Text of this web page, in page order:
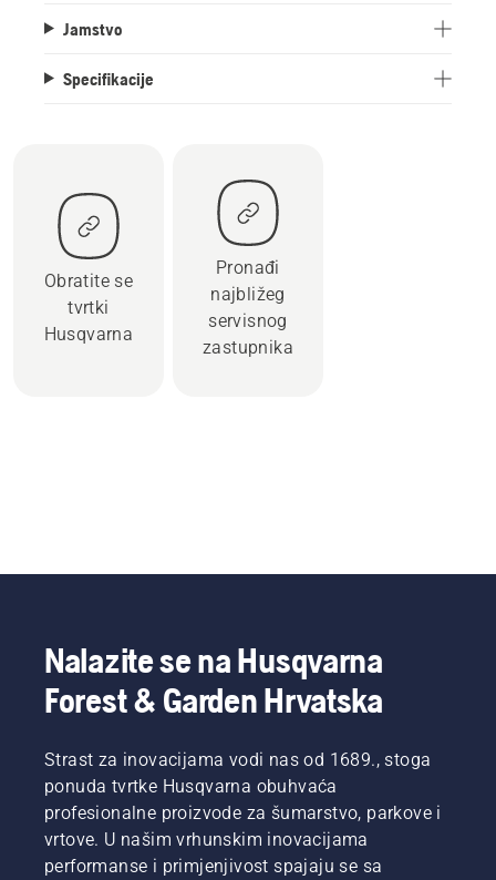
Jamstvo
Specifikacije
Obratite se
tvrtki
Husqvarna
Pronađi
najbližeg
servisnog
zastupnika
Nalazite se na Husqvarna
Forest & Garden Hrvatska
Strast za inovacijama vodi nas od 1689., stoga
ponuda tvrtke Husqvarna obuhvaća
profesionalne proizvode za šumarstvo, parkove i
vrtove. U našim vrhunskim inovacijama
performanse i primjenjivost spajaju se sa